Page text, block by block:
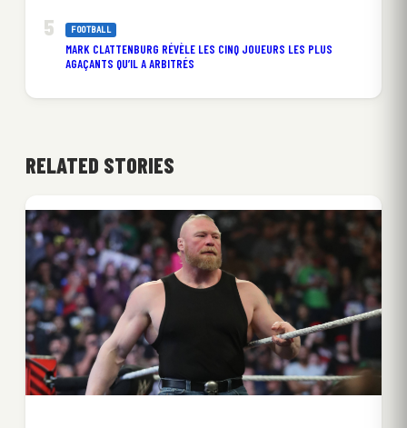
FOOTBALL
MARK CLATTENBURG RÉVÈLE LES CINQ JOUEURS LES PLUS
AGAÇANTS QU’IL A ARBITRÉS
RELATED STORIES